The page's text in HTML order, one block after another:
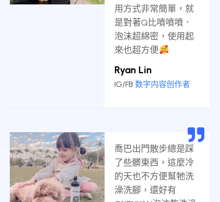
用方式非常簡單，就
是對著Q比噴噴噴．
泡沫超綿密，使用起
來也超方便
Ryan Lin
IG/FB数字内容创作者
喬巴出門散步總是踩
了些髒東西，這麼冷
的天也不方便幫牠洗
澡洗腳，還好有